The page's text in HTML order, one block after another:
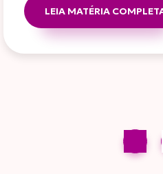
LEIA MATÉRIA